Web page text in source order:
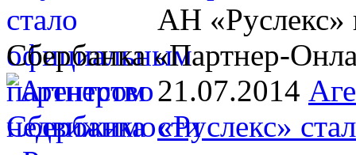
АН «Руслекс»
Сбербанка «Партнер-
21.07.2014
«Руслекс»